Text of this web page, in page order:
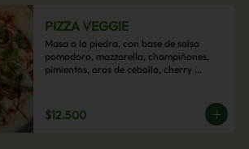
PIZZA VEGGIE
Masa a la piedra, con base de salsa
pomodoro, mozzarella, champiñones,
pimientos, aros de cebolla, cherry
$12.500